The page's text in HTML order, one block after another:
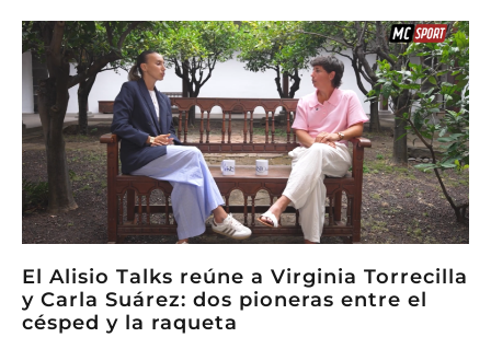
El Alisio Talks reúne a Virginia Torrecilla
y Carla Suárez: dos pioneras entre el
césped y la raqueta